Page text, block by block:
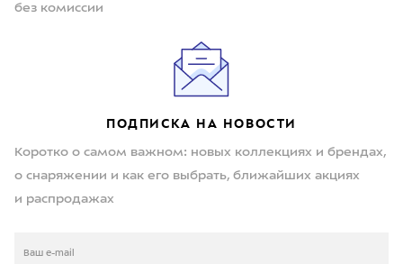
без комиссии
ПОДПИСКА НА НОВОСТИ
Коротко о самом важном: новых коллекциях и брендах,
о снаряжении и как его выбрать, ближайших акциях
и распродажах